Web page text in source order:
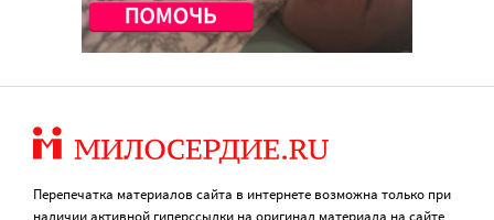
Перепечатка материалов сайта в интернете возможна только при
наличии активной гиперссылки на оригинал материала на сайте